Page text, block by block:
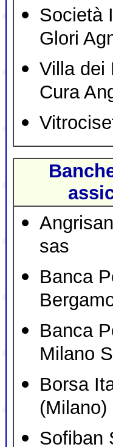
Società
Glori
Villa dei
Cura
sas
Banca
Banca
Milano
Borsa
(Milano)
Sofiban